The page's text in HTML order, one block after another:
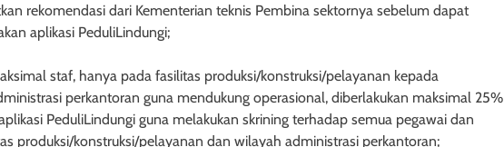
rekomendasi dari Kementerian teknis Pembina sektornya sebelum dapat
aplikasi PeduliLindungi;
staf, hanya pada fasilitas produksi/konstruksi/pelayanan kepada
perkantoran guna mendukung operasional, diberlakukan maksimal 25%
PeduliLindungi guna melakukan skrining terhadap semua pegawai dan
produksi/konstruksi/pelayanan dan wilayah administrasi perkantoran;